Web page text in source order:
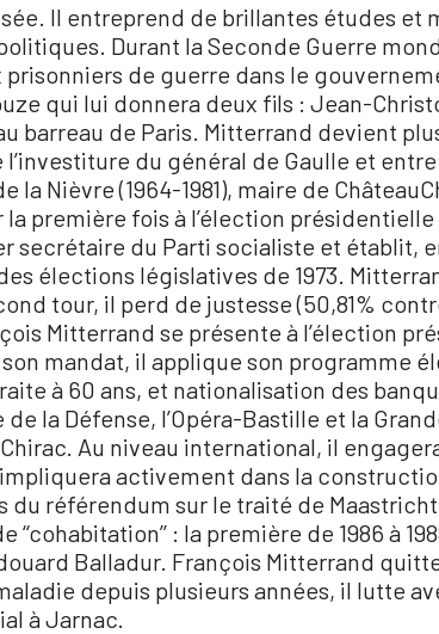
Il entreprend de brillantes études et
Durant la Seconde Guerre
de guerre dans le
qui lui donnera deux fils : Jean-
barreau de Paris. Mitterrand devient
du général de Gaulle et entre
Nièvre (1964-1981), maire de
première fois à l’élection présidentielle
secrétaire du Parti socialiste et établit,
élections législatives de 1973.
tour, il perd de justesse (50,81%
Mitterrand se présente à l’élection
mandat, il applique son programme
à 60 ans, et nationalisation des
la Défense, l’Opéra-Bastille et la
Au niveau international, il
activement dans la
référendum sur le traité de
: la première de 1986 à
Balladur. François Mitterrand quitte
depuis plusieurs années, il lutte
à Jarnac.